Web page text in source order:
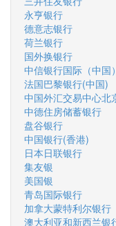
永亨银行
德意志银行
荷兰银行
国外换银行
中信银行国际（中国
法国巴黎银行(中国)
中国外汇交易中心北
中德住房储蓄银行
盘谷银行
中国银行(香港)
日本日联银行
集友银
美国银
青岛国际银行
加拿大蒙特利尔银行
澳大利亚和新西兰银